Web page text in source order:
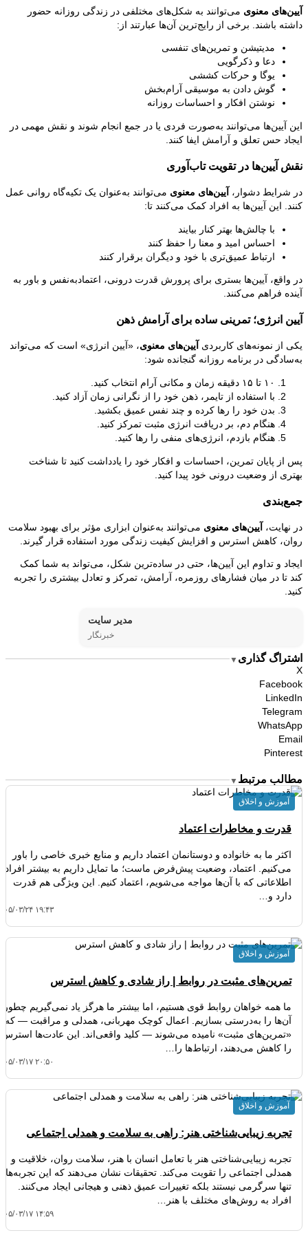
آیین‌های معنوی می‌توانند به شکل‌های مختلفی در زندگی روزانه حضور
داشته باشند. برخی از رایج‌ترین آن‌ها عبارتند از:
مدیتیشن و تمرین‌های تنفسی
دعا و ذکرگویی
یوگا و حرکات کششی
گوش دادن به موسیقی آرام‌بخش
نوشتن افکار و احساسات روزانه
این آیین‌ها می‌توانند به‌صورت فردی یا در جمع انجام شوند و نقش مهمی در
ایجاد حس تعلق و آرامش ایفا کنند.
نقش آیین‌ها در تقویت تاب‌آوری
در شرایط دشوار، آیین‌های معنوی می‌توانند به‌عنوان یک تکیه‌گاه روانی عمل
کنند. این آیین‌ها به افراد کمک می‌کنند تا:
با چالش‌ها بهتر کنار بیایند
احساس امید و معنا را حفظ کنند
ارتباط عمیق‌تری با خود و دیگران برقرار کنند
در واقع، آیین‌ها بستری برای پرورش قدرت درونی، اعتمادبه‌نفس و باور به
آینده فراهم می‌کنند.
آیین انرژی؛ تمرینی ساده برای آرامش ذهن
یکی از نمونه‌های کاربردی آیین‌های معنوی، «آیین انرژی» است که می‌تواند
به‌سادگی در برنامه روزانه گنجانده شود:
۱۰ تا ۱۵ دقیقه زمان و مکانی آرام انتخاب کنید.
با استفاده از تایمر، ذهن خود را از نگرانی زمان آزاد کنید.
بدن خود را رها کرده و چند نفس عمیق بکشید.
هنگام دم، بر دریافت انرژی مثبت تمرکز کنید.
هنگام بازدم، انرژی‌های منفی را رها کنید.
پس از پایان تمرین، احساسات و افکار خود را یادداشت کنید تا شناخت
بهتری از وضعیت درونی خود پیدا کنید.
جمع‌بندی
در نهایت، آیین‌های معنوی می‌توانند به‌عنوان ابزاری مؤثر برای بهبود سلامت
روان، کاهش استرس و افزایش کیفیت زندگی مورد استفاده قرار گیرند.
ایجاد و تداوم این آیین‌ها، حتی در ساده‌ترین شکل، می‌تواند به شما کمک
کند تا در میان فشارهای روزمره، آرامش، تمرکز و تعادل بیشتری را تجربه
کنید.
مدیر سایت
خبرنگار
اشتراگ گذاری ▼
X
Facebook
LinkedIn
Telegram
WhatsApp
Email
Pinterest
مطالب مرتبط ▼
قدرت و مخاطرات اعتماد
اکثر ما به خانواده و دوستانمان اعتماد داریم و منابع خبری خاصی را باور
می‌کنیم. اعتماد، وضعیت پیش‌فرض ماست؛ ما تمایل داریم به بیشتر افراد
اطلاعاتی که با آن‌ها مواجه می‌شویم، اعتماد کنیم. این ویژگی هم قدرت
دارد و…
۱۴۰۵/۰۳/۲۴
آموزش و اخلاق
تمرین‌های مثبت در روابط | راز شادی و کاهش استرس
ما همه خواهان روابط قوی هستیم، اما بیشتر ما هرگز یاد نمی‌گیریم چطور
آن‌ها را به‌درستی بسازیم. اعمال کوچک مهربانی، همدلی و مراقبت — که
«تمرین‌های مثبت» نامیده می‌شوند — کلید واقعی‌اند. این عادت‌ها استرس
را کاهش می‌دهند، ارتباط‌ها را…
۱۴۰۵/۰۳/۱۷
آموزش و اخلاق
تجربه زیبایی‌شناختی هنر: راهی به سلامت و همدلی اجتماعی
تجربه زیبایی‌شناختی هنر با تعامل انسان با هنر، سلامت روان، خلاقیت و
همدلی اجتماعی را تقویت می‌کند. تحقیقات نشان می‌دهند که این تجربه‌ها
تنها سرگرمی نیستند بلکه تغییرات عمیق ذهنی و هیجانی ایجاد می‌کنند.
افراد به روش‌های مختلف با هنر…
۱۴۰۵/۰۳/۱۷
آموزش و اخلاق